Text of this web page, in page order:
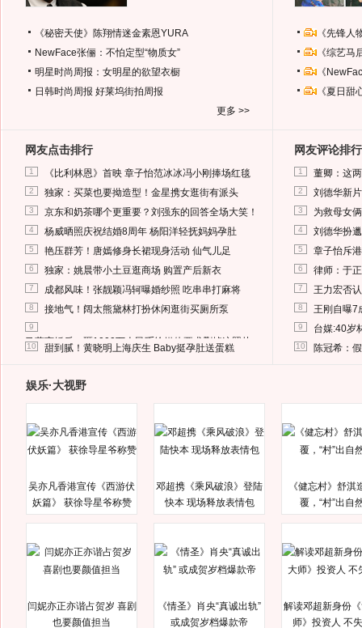
《秘密天使》陈翔情迷金素恩YURA
NewFace张俪：不怕定型“物质女”
明星时尚周报：女明星的欲望衣橱
日韩时尚周报 好莱坞街拍周报
更多 >>
《先锋
《综艺
《
《夏日
网友点击排行
1 《比利林恩》首映 章子怡范冰冰冯小刚捧场红毯
2 独家：买菜也要拗造型！金星携女逛街有派头
3 京东和奶茶哪个更重要？刘强东的回答全场大笑！
4 杨威晒照庆祝结婚8周年 杨阳洋轻抚妈妈孕肚
5 艳压群芳！唐嫣修身长裙现身活动 仙气儿足
6 独家：姚晨带小土豆逛商场 购置产后新衣
7 成都风味！张靓颖冯轲曝婚纱照 吃串串打麻将
8 接地气！阔太熊黛林打扮休闲逛街买厕所泵
9
马蓉离婚后，砸1000万人民币给媒体要求删掉这照片
10 甜到腻！黄晓明上海庆生 Baby挺孕肚送蛋糕
网友评论排行
1 董卿：这
2 刘德华新
3 为救母女
4 刘德华扮
5 章子怡斥
6 律师：于
7 王力宏否
8 王刚自曝7
9 台媒:40岁
10 陈冠希：
娱乐·大视野
吴亦凡香港宣传《西游伏
妖篇》 获徐导星爷称赞
邓超携《乘风破浪》登陆
快本 现场释放表情包
《健忘村》舒淇
覆，“村”出自
闫妮亦正亦谐占贺岁 喜剧
也要颜值担当
《情圣》肖央“真诚出轨”
或成贺岁档爆款帝
解读邓超新身份
师》投资人 不